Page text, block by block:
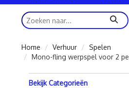
Home
Verhuur
Spelen
Mono-fling werpspel voor 2
Bekijk Categorieën